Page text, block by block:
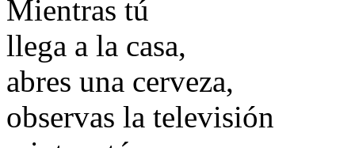
Mientras tú
llega a la casa,
abres una cerveza,
observas la televisión